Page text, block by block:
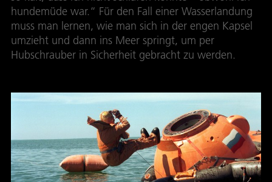
hundemüde war.“ Für den Fall einer Wasserlandung
muss man lernen, wie man sich in der engen Kapsel
umzieht und dann ins Meer springt, um per
Hubschrauber in Sicherheit gebracht zu werden.